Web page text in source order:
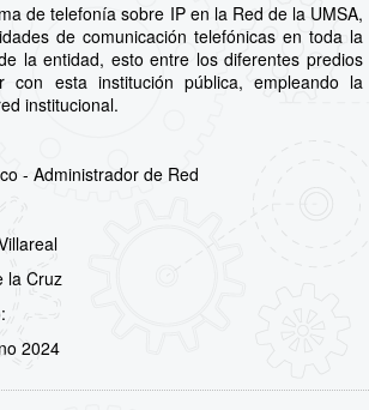
de telefonía sobre IP en la Red de la UMSA,
de comunicación telefónicas en toda la
la entidad, esto entre los diferentes predios
con esta institución pública, empleando la
institucional.
- Administrador de Red
la Cruz
2024